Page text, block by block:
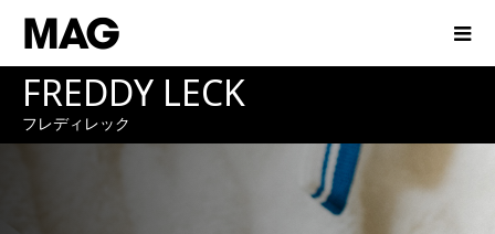
FREDDY LECK
フレディレック